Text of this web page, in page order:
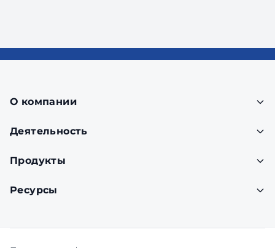
О компании
Деятельность
Продукты
Ресурсы